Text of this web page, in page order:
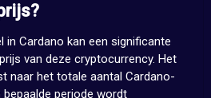
in Cardano kan een significante
van deze cryptocurrency. Het
naar het totale aantal Cardano-
periode wordt